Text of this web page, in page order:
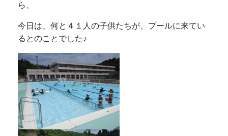
ら、
今日は、何と４１人の子供たちが、プールに来てい
るとのことでした♪